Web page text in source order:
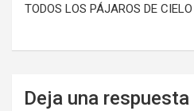
TODOS LOS PÁJAROS DE
Deja una respuesta